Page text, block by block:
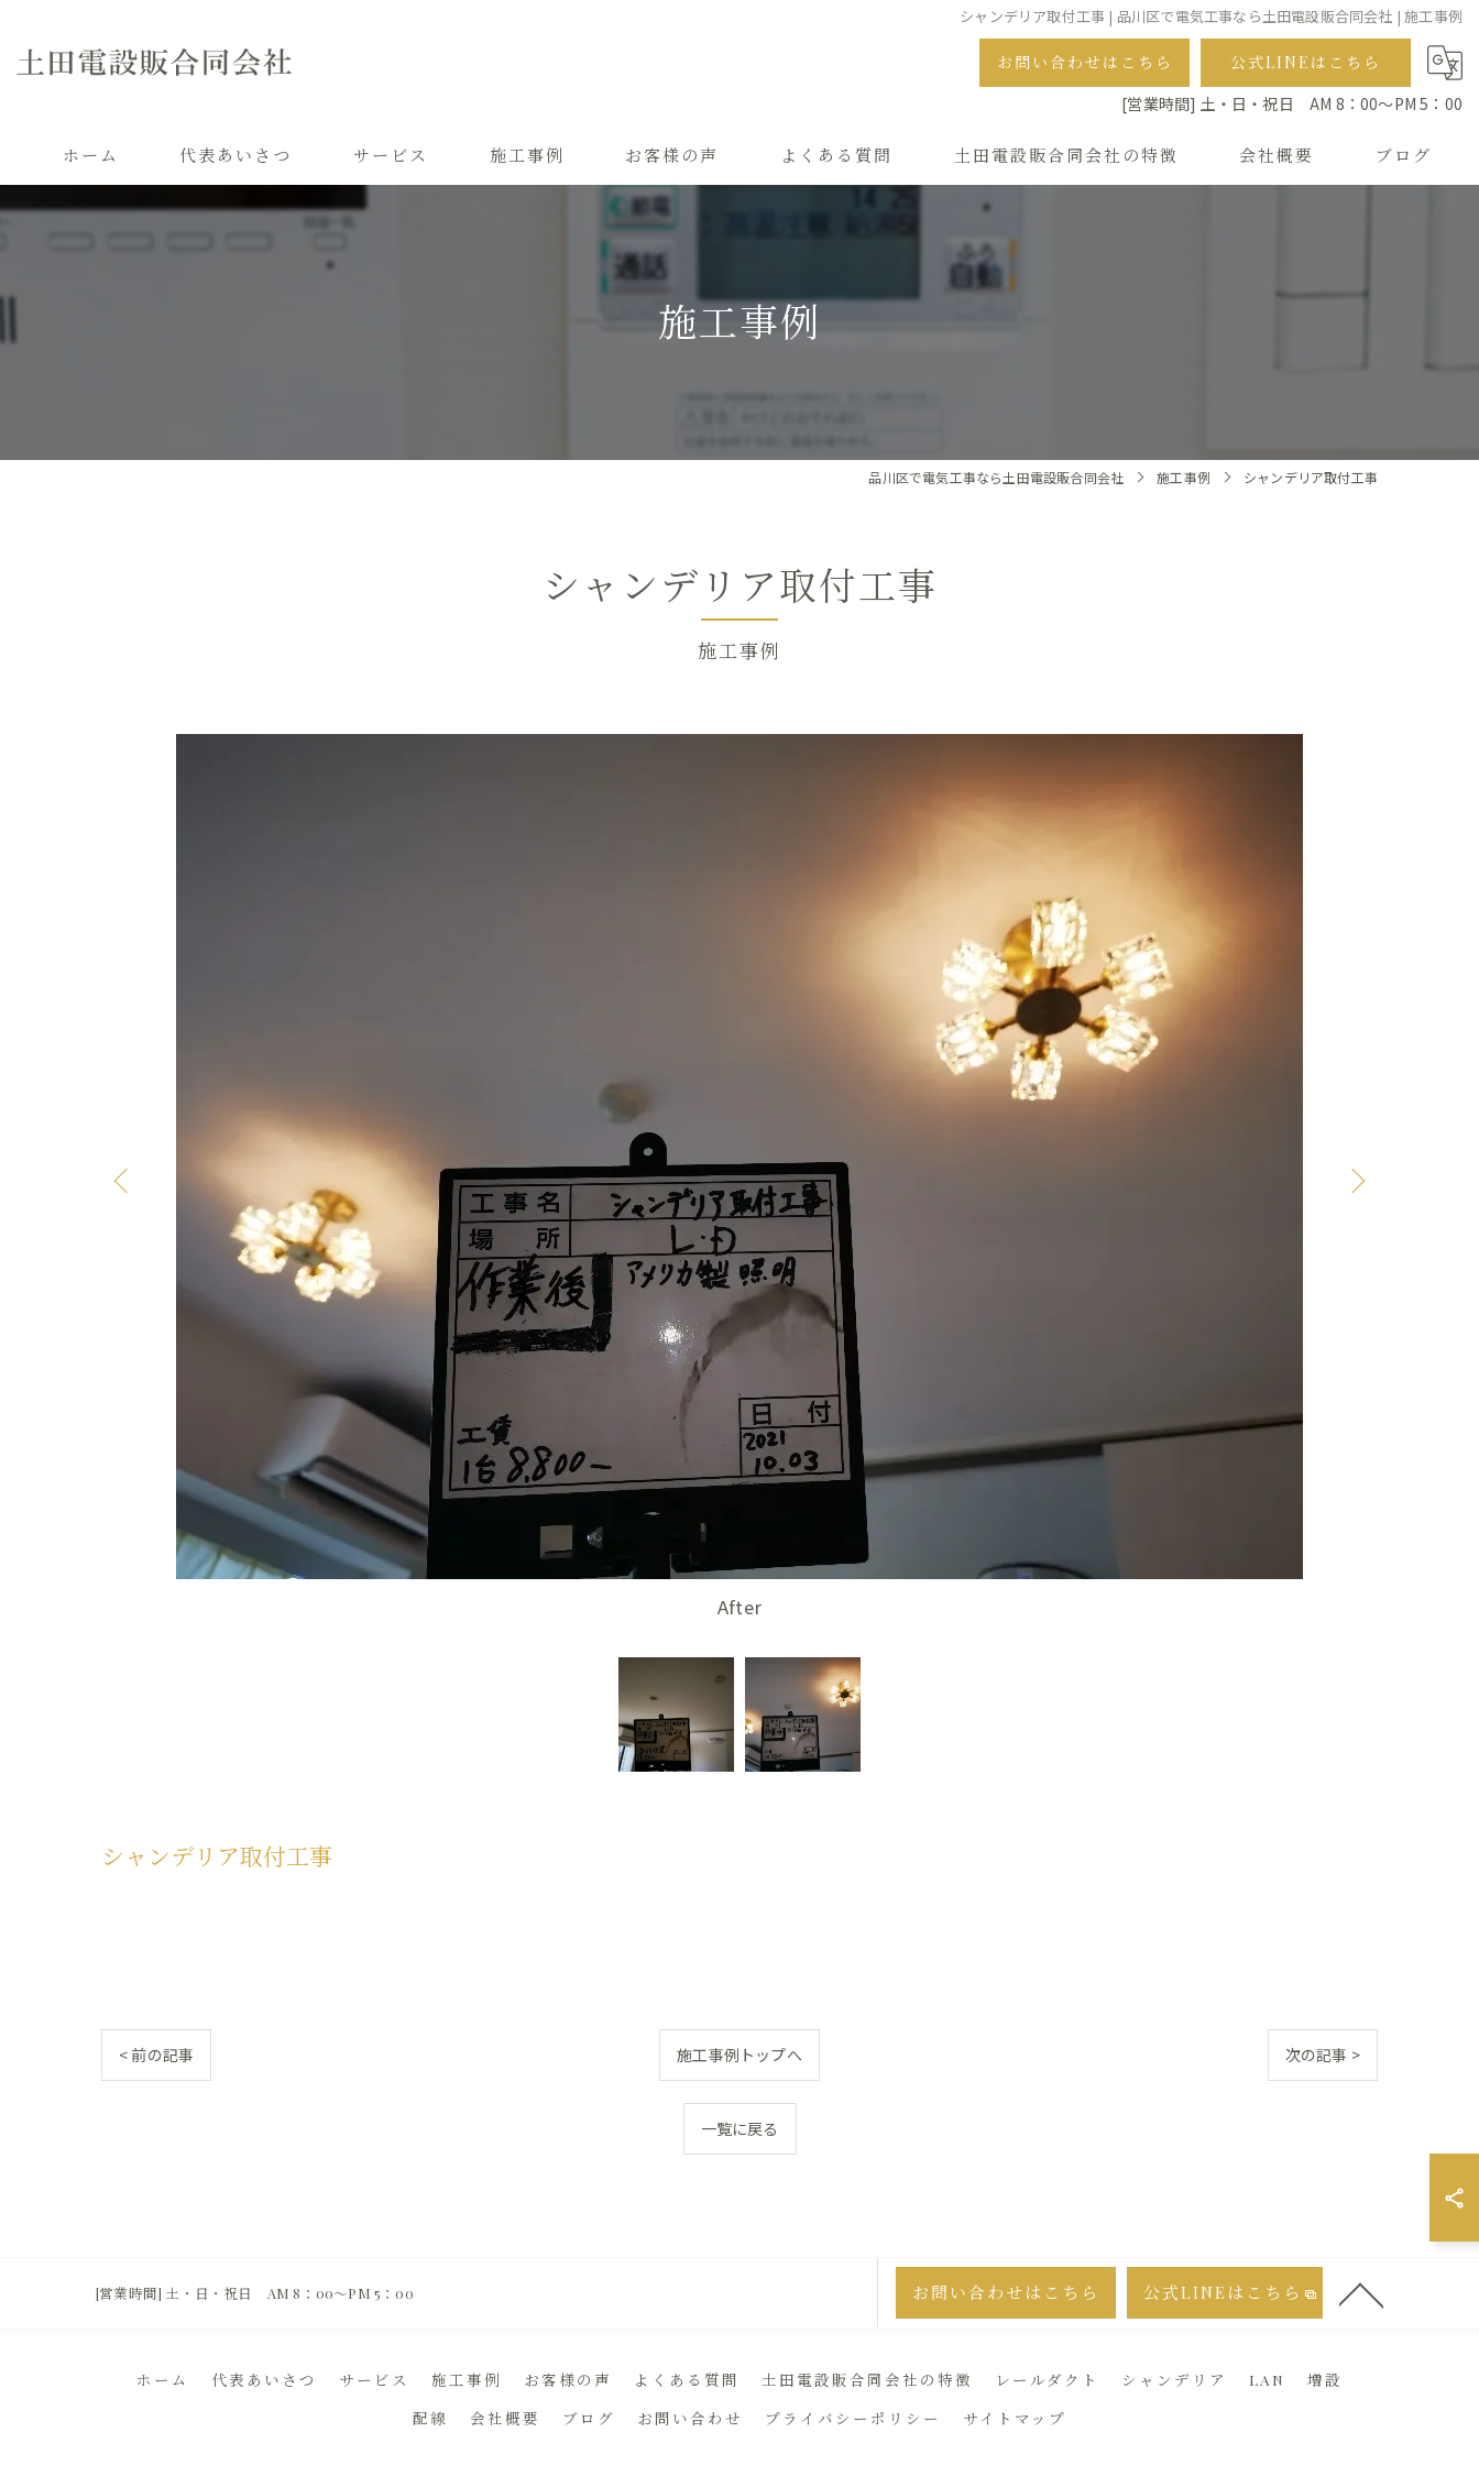
シャンデリア取付工事 | 品川区で電気工事なら土田電設販合同会社 | 施工事例
お問い合わせはこちら 公式LINEはこちら
[営業時間] 土・日・祝日 AM 8：00～PM 5：00
ホーム 代表あいさつ サービス 施工事例 お客様の声 よくある質問 土田電設販合同会社の特徴
シャンデリア
会社概要 ブログ
施工事例
品川区で電気工事なら土田電設販合同会社 施工事例 シャンデリア取付工事
施工事例
シャンデリア取付工事
After
シャンデリア取付工事
< 前の記事 施工事例トップへ 次の記事 >
一覧に戻る
[営業時間] 土・日・祝日 AM 8：00～PM 5：00 お問い合わせはこちら 公式LINEはこちら
ホーム 代表あいさつ サービス 施工事例 お客様の声 よくある質問 土田電設販合同会社の特徴 レールダクト シャンデリア LAN
増設
配線
会社概要 ブログ お問い合わせ プライバシーポリシー サイトマップ